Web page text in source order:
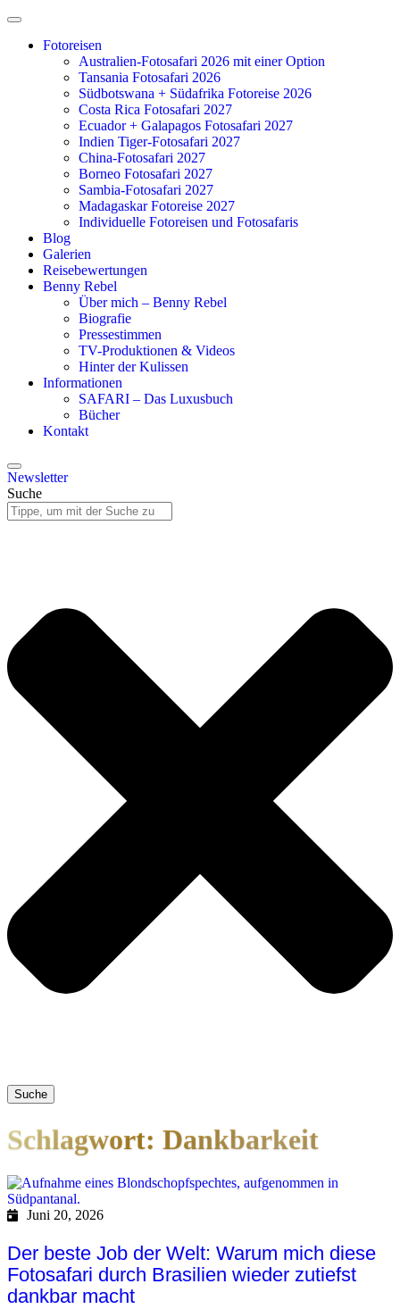
Zum
springenFotoreisen
Australien-Fotosafari 2026 mit einer Option
Tansania Fotosafari 2026
Südbotswana + Südafrika Fotoreise 2026
Costa Rica Fotosafari 2027
Ecuador + Galapagos Fotosafari 2027
Indien Tiger-Fotosafari 2027
China-Fotosafari 2027
Borneo Fotosafari 2027
Sambia-Fotosafari 2027
Madagaskar Fotoreise 2027
Individuelle Fotoreisen und Fotosafaris
Blog
Galerien
Reisebewertungen
Benny Rebel
Über mich – Benny Rebel
Biografie
Pressestimmen
TV-Produktionen & Videos
Hinter der Kulissen
Informationen
SAFARI – Das Luxusbuch
Bücher
Kontakt
Newsletter
Suche
Suche
Schlagwort: Dankbarkeit
Juni 20, 2026
Der beste Job der Welt: Warum mich diese
Fotosafari durch Brasilien wieder zutiefst
dankbar macht